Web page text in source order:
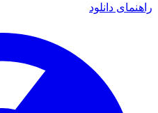
دانلود